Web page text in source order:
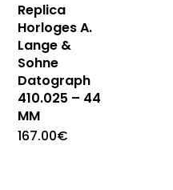
Replica
Horloges A.
Lange &
Sohne
Datograph
410.025 – 44
MM
167.00€